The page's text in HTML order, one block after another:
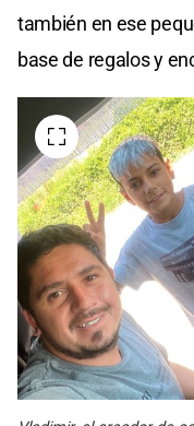
también en ese
base de regalos y